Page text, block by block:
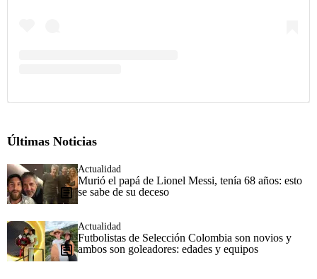
Últimas Noticias
Actualidad
Murió el papá de Lionel Messi, tenía 68 años: esto
se sabe de su deceso
Actualidad
Futbolistas de Selección Colombia son novios y
ambos son goleadores: edades y equipos